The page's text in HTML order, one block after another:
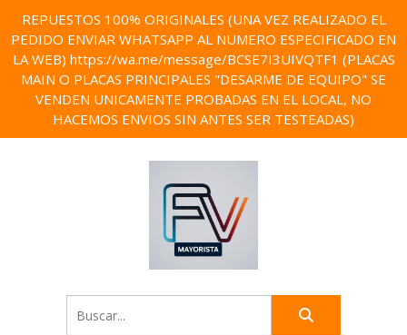
REPUESTOS 100% ORIGINALES (UNA VEZ REALIZADO EL
PEDIDO ENVIAR WHATSAPP AL NUMERO ESPECIFICADO EN
LA WEB) https://wa.me/message/BCSE7I3UIVQTF1 (PLACAS
MAIN O PLACAS PRINCIPALES "DESARME DE EQUIPO" SE
VENDEN UNICAMENTE PROBADAS EN EL LOCAL, NO
HACEMOS ENVIOS SIN ANTES SER TESTEADAS)